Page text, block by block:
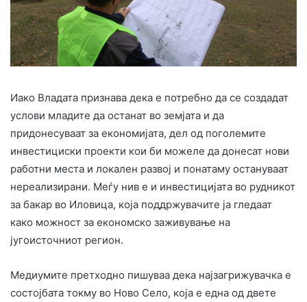
Иако Владата признава дека е потребно да се создадат
услови младите да останат во земјата и да
придонесуваат за економијата, дел од поголемите
инвестициски проекти кои би можеле да донесат нови
работни места и локален развој и понатаму остануваат
нереализирани. Меѓу нив е и инвестицијата во рудникот
за бакар во Иловица, која поддржувачите ја гледаат
како можност за економско заживување на
југоисточниот регион.
Медиумите претходно пишуваа дека најзагрижувачка е
состојбата токму во Ново Село, која е една од двете